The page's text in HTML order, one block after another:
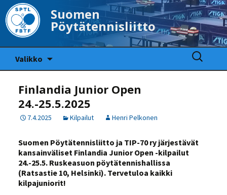
Suomen
Pöytätennisliitto
Valikko
Haku:
Finlandia Junior Open
24.-25.5.2025
7.4.2025 Kilpailut Henri Pelkonen
Suomen Pöytätennisliitto ja TIP-70 ry järjestävät
kansainväliset Finlandia Junior Open -kilpailut
24.-25.5. Ruskeasuon pöytätennishallissa
(Ratsastie 10, Helsinki). Tervetuloa kaikki
kilpajuniorit!